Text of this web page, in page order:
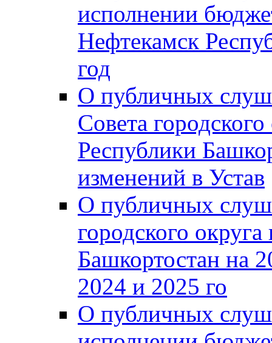
исполнении
Нефтекамск
год
О публичных
Совета
Республики
изменений в Устав
О публичных
городского
Башкортостан на
2024 и 2025 го
О публичных